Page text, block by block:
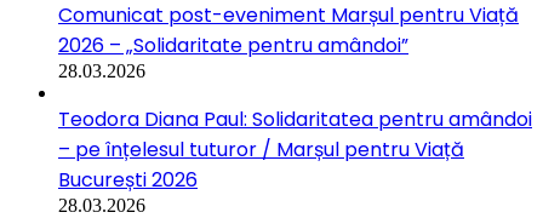
Comunicat post-eveniment Marșul pentru Viață
2026 – „Solidaritate pentru amândoi”
28.03.2026
Teodora Diana Paul: Solidaritatea pentru amândoi
– pe înțelesul tuturor / Marșul pentru Viață
București 2026
28.03.2026